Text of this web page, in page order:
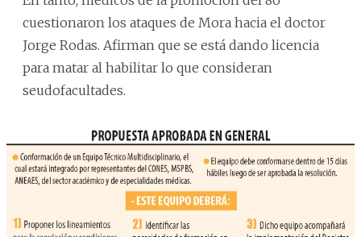
cuestionaron los ataques de Mora hacia el doctor
Jorge Rodas. Afirman que se está dando licencia
para matar al habilitar lo que consideran
seudofacultades.